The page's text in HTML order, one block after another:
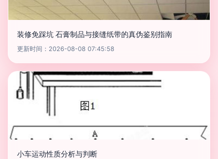
装修免踩坑 石膏制品与接缝纸带的真伪鉴别指南
更新时间：2026-08-08 07:45:58
小车运动性质分析与判断